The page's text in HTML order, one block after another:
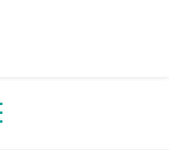
y el mundo